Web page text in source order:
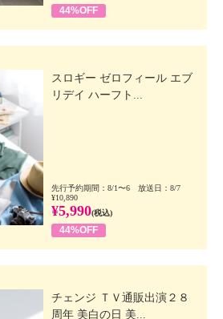
44%OFF
スロギー ゼロフィール エブ
リデイ ハーフト...
先行予約期間：8/1〜6 放送日：8/7
¥10,890
¥5,990(税込)
44%OFF
チェンジ ＴＶ通販出演２８
周年 美白の日 美...